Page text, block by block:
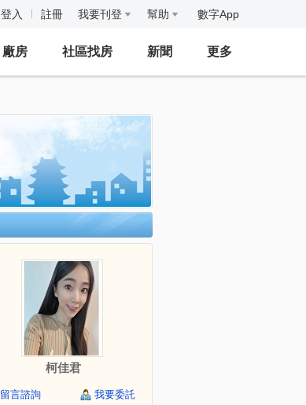
登入 註冊 我要刊登 幫助 數字App
廠房 社區找房 新聞 更多
柯佳君
留言諮詢
我要委託